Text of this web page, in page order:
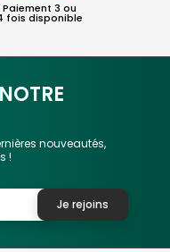
Paiement 3 ou
fois disponible
nouveautés,
!
Je rejoins